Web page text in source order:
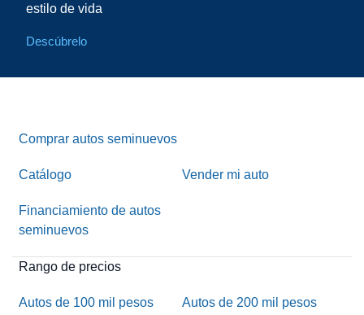
estilo de vida
Descúbrelo
Comprar autos seminuevos
Catálogo Vender mi auto
Financiamiento de autos
seminuevos
Rango de precios
Autos de 100 mil pesos Autos de 200 mil pesos